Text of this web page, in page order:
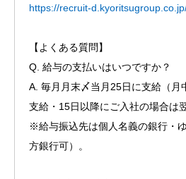
https://recruit-
【よくある質問】
Q. 給与の支払いはいつですか？
A. 毎月月末〆当月25日に支給（月
支給・15日以降にご入社の場合は
※給与振込先は個人名義の銀行・
方銀行可）。